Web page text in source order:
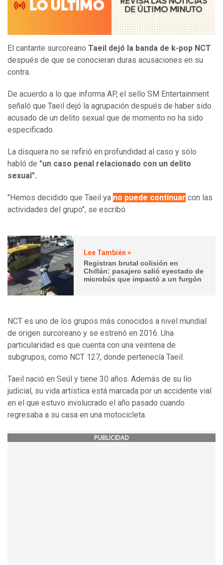
El cantante surcoreano Taeil dejó la banda de k-pop NCT
después de que se conocieran duras acusaciones en su
contra.
De acuerdo a lo que informa AP, el sello SM Entertainment
señaló que Taeil dejó la agrupación después de haber sido
acusado de un delito sexual que de momento no ha sido
especificado.
La disquera no se refirió en profundidad al caso y sólo
habló de "un caso penal relacionado con un delito
sexual".
"Hemos decidido que Taeil ya no puede continuar con las
actividades del grupo", se escribó.
Lee También >
Registran brutal colisión en
Chillán: pasajero salió eyectado de
microbús que impactó a un furgón
NCT es uno de los grupos más conocidos a nivel mundial
de origen surcoreano y se estrenó en 2016. Una
particularidad es que cuenta con una veintena de
subgrupos, como NCT 127, donde pertenecía Taeil.
Taeil nació en Seúl y tiene 30 años. Además de su lío
judicial, su vida artística está marcada por un accidente vial
en el que estuvo involucrado el año pasado cuando
regresaba a su casa en una motocicleta.
PUBLICIDAD